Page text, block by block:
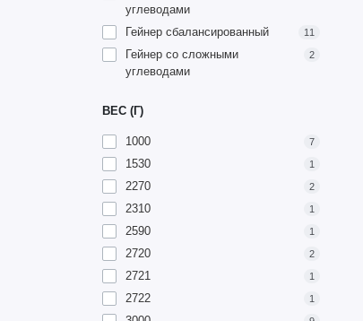
углеводами
Гейнер сбалансированный 11
Гейнер со сложными
углеводами
2
ВЕС (Г)
1000 7
1530 1
2270 2
2310 1
2590 1
2720 2
2721 1
2722 1